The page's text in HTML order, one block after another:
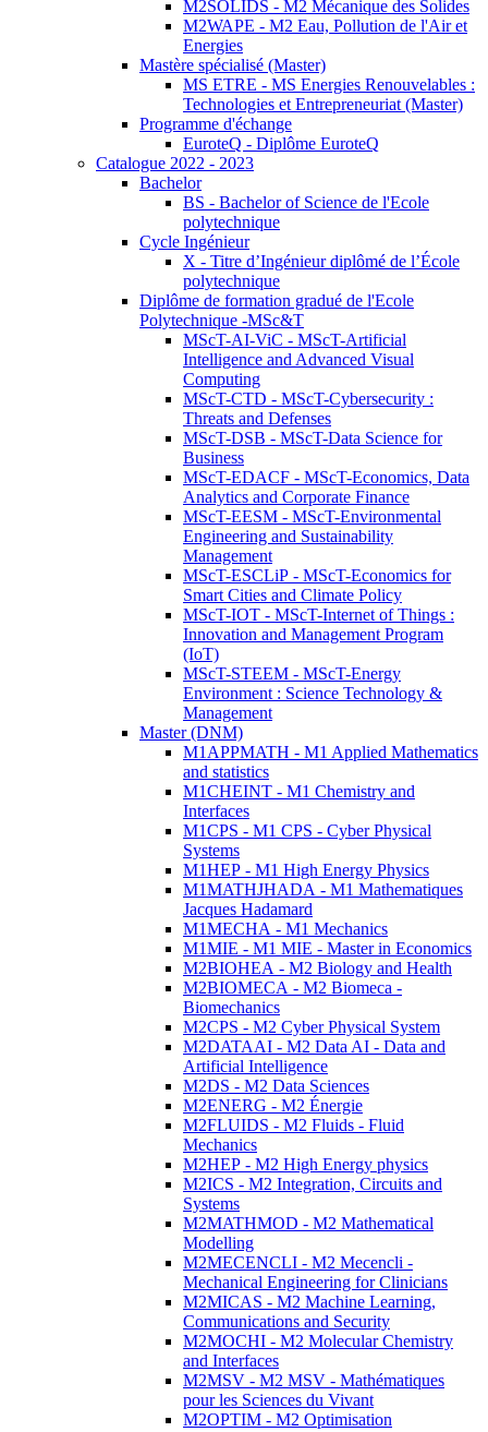
M2SOLIDS - M2 Mécanique des Solides
M2WAPE - M2 Eau, Pollution de l'Air et
Energies
Mastère spécialisé (Master)
MS ETRE - MS Energies Renouvelables :
Technologies et Entrepreneuriat (Master)
Programme d'échange
EuroteQ - Diplôme EuroteQ
Catalogue 2022 - 2023
Bachelor
BS - Bachelor of Science de l'Ecole
polytechnique
Cycle Ingénieur
X - Titre d’Ingénieur diplômé de l’École
polytechnique
Diplôme de formation gradué de l'Ecole
Polytechnique -MSc&T
MScT-AI-ViC - MScT-Artificial
Intelligence and Advanced Visual
Computing
MScT-CTD - MScT-Cybersecurity :
Threats and Defenses
MScT-DSB - MScT-Data Science for
Business
MScT-EDACF - MScT-Economics, Data
Analytics and Corporate Finance
MScT-EESM - MScT-Environmental
Engineering and Sustainability
Management
MScT-ESCLiP - MScT-Economics for
Smart Cities and Climate Policy
MScT-IOT - MScT-Internet of Things :
Innovation and Management Program
(IoT)
MScT-STEEM - MScT-Energy
Environment : Science Technology &
Management
Master (DNM)
M1APPMATH - M1 Applied Mathematics
and statistics
M1CHEINT - M1 Chemistry and
Interfaces
M1CPS - M1 CPS - Cyber Physical
Systems
M1HEP - M1 High Energy Physics
M1MATHJHADA - M1 Mathematiques
Jacques Hadamard
M1MECHA - M1 Mechanics
M1MIE - M1 MIE - Master in Economics
M2BIOHEA - M2 Biology and Health
M2BIOMECA - M2 Biomeca -
Biomechanics
M2CPS - M2 Cyber Physical System
M2DATAAI - M2 Data AI - Data and
Artificial Intelligence
M2DS - M2 Data Sciences
M2ENERG - M2 Énergie
M2FLUIDS - M2 Fluids - Fluid
Mechanics
M2HEP - M2 High Energy physics
M2ICS - M2 Integration, Circuits and
Systems
M2MATHMOD - M2 Mathematical
Modelling
M2MECENCLI - M2 Mecencli -
Mechanical Engineering for Clinicians
M2MICAS - M2 Machine Learning,
Communications and Security
M2MOCHI - M2 Molecular Chemistry
and Interfaces
M2MSV - M2 MSV - Mathématiques
pour les Sciences du Vivant
M2OPTIM - M2 Optimisation